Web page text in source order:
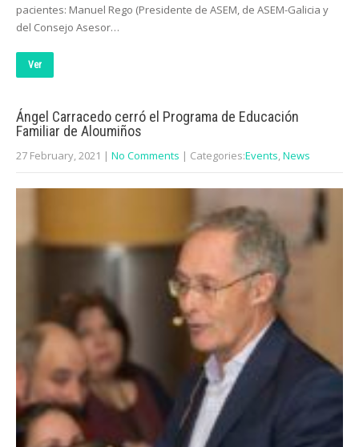
pacientes: Manuel Rego (Presidente de ASEM, de ASEM-Galicia y
del Consejo Asesor…
Ver
Ángel Carracedo cerró el Programa de Educación
Familiar de Aloumiños
27 February, 2021 | No Comments | Categories:Events,News